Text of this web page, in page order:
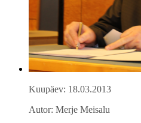
Kuupäev: 18.03.2013
Autor: Merje Meisalu